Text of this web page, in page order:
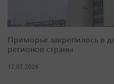
Приморье закрепилось в
регионов страны
17.07.2026